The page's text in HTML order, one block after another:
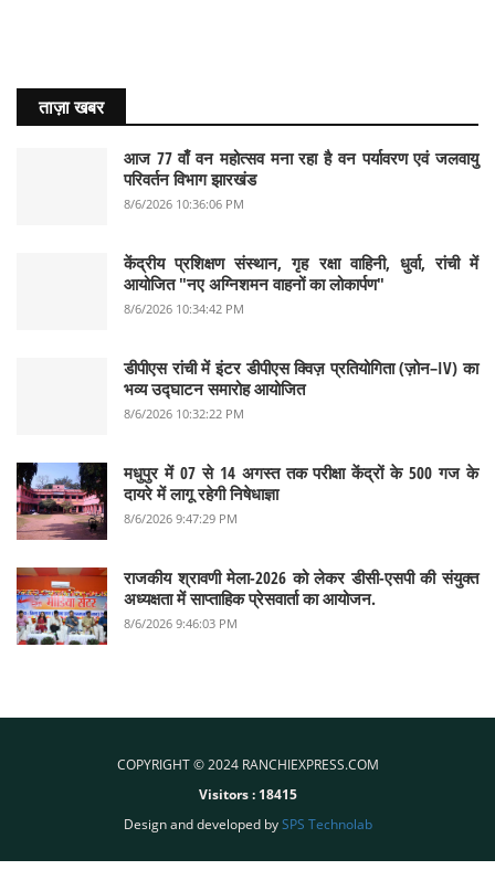
ताज़ा खबर
आज 77 वाँ वन महोत्सव मना रहा है वन पर्यावरण एवं जलवायु
परिवर्तन विभाग झारखंड
8/6/2026 10:36:06 PM
केंद्रीय प्रशिक्षण संस्थान, गृह रक्षा वाहिनी, धुर्वा, रांची में
आयोजित "नए अग्निशमन वाहनों का लोकार्पण"
8/6/2026 10:34:42 PM
डीपीएस रांची में इंटर डीपीएस क्विज़ प्रतियोगिता (ज़ोन–IV) का
भव्य उद्घाटन समारोह आयोजित
8/6/2026 10:32:22 PM
मधुपुर में 07 से 14 अगस्त तक परीक्षा केंद्रों के 500 गज के
दायरे में लागू रहेगी निषेधाज्ञा
8/6/2026 9:47:29 PM
राजकीय श्रावणी मेला-2026 को लेकर डीसी-एसपी की संयुक्त
अध्यक्षता में साप्ताहिक प्रेसवार्ता का आयोजन.
8/6/2026 9:46:03 PM
COPYRIGHT © 2024 RANCHIEXPRESS.COM
Visitors : 18415
Design and developed bySPS Technolab